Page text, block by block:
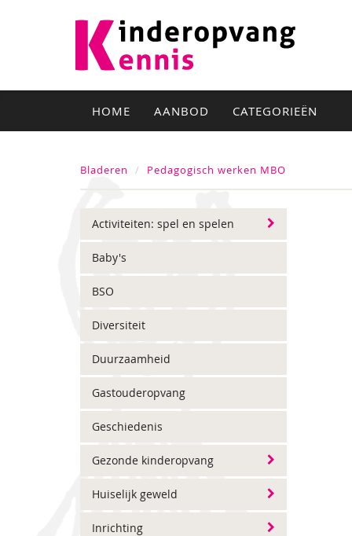
HOME AANBOD CATEGORIEËN
Bladeren Pedagogisch werken MBO
Activiteiten: spel en spelen
Baby's
BSO
Diversiteit
Duurzaamheid
Gastouderopvang
Geschiedenis
Gezonde kinderopvang
Huiselijk geweld
Inrichting